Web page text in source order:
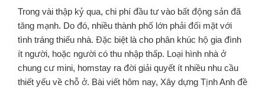
Trong vài thập kỷ qua, chi phí đầu tư vào bất động sản đã
tăng mạnh. Do đó, nhiều thành phố lớn phải đối mặt với
tình tráng thiếu nhà. Đặc biệt là cho phân khúc hộ gia đình
ít người, hoặc người có thu nhập thấp. Loại hình nhà ở
chung cư mini, homstay ra đời giải quyết ít nhiều nhu cầu
thiết yếu về chỗ ở. Bài viết hôm nay, Xây dựng Tịnh Anh đề